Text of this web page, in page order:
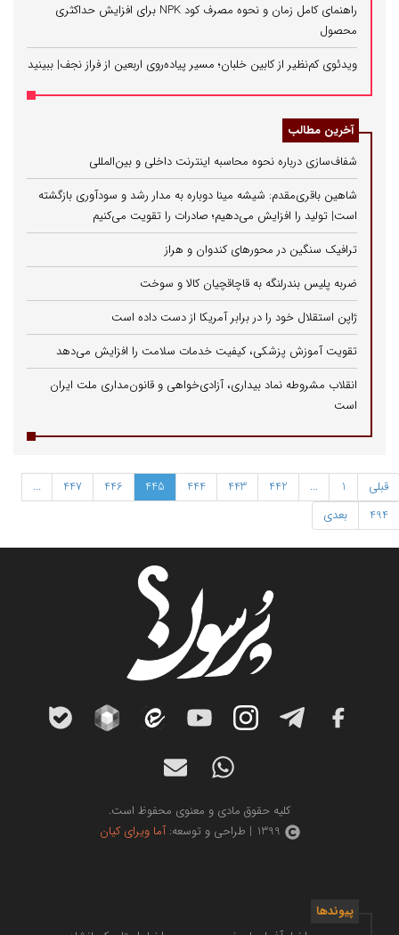
راهنمای کامل زمان و نحوه مصرف کود NPK برای افزایش حداکثری
محصول
ویدئوی کم‌نظیر از کابین خلبان؛ مسیر پیاده‌روی اربعین از فراز نجف| ببینید
آخرین مطالب
شفاف‌سازی درباره نحوه محاسبه اینترنت داخلی و بین‌المللی
شاهین باقری‌مقدم: شیشه مینا دوباره به مدار رشد و سودآوری بازگشته
است| تولید را افزایش می‌دهیم؛ صادرات را تقویت می‌کنیم
ترافیک سنگین در محورهای کندوان و هراز
ضربه پلیس بندرلنگه به قاچاقچیان کالا و سوخت
ژاپن استقلال خود را در برابر آمریکا از دست داده است
تقویت آموزش پزشکی، کیفیت خدمات سلامت را افزایش می‌دهد
انقلاب مشروطه نماد بیداری، آزادی‌خواهی و قانون‌مداری ملت ایران
است
قبلی 1
...
442
443
444
445
446
447
...
494
بعدی
کلیه حقوق مادی و معنوی محفوظ است.
1399 | طراحی و توسعه:
آما ویرای کیان
پیوندها